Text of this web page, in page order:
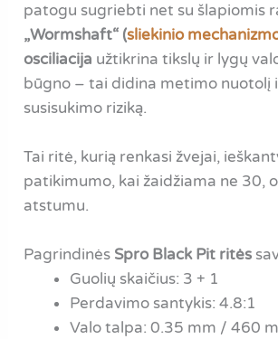
patogu sugriebti net su šlapiomis
„Wormshaft“ (sliekinio
osciliacija užtikrina tikslų ir lygų
būgno – tai didina metimo nuotolį
susisukimo riziką.
Tai ritė, kurią renkasi žvejai,
patikimumo, kai žaidžiama ne 30,
atstumu.
Pagrindinės Spro Black Pit ritės
Guolių skaičius: 3 + 1
Perdavimo santykis: 4.8:1
Valo talpa: 0.35 mm / 460 m